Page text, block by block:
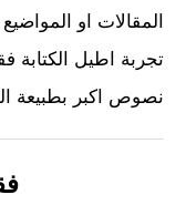
المقالات او
تجربة اطيل الكتابة
نصوص اكبر بطبيعة